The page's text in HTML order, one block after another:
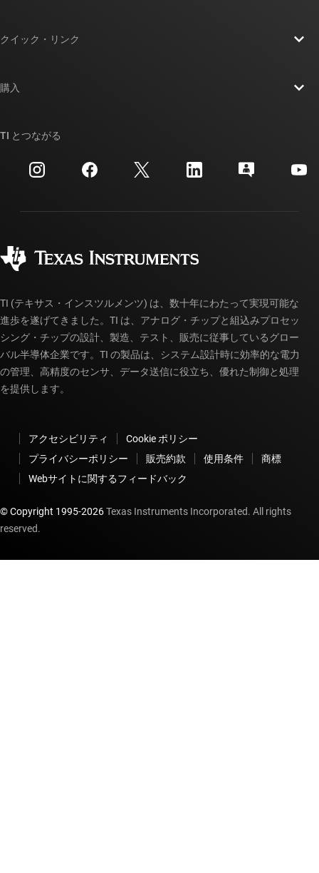
投資家向け情報
製造
クイック・リンク
クロスリファレンス検索
カスタマー・サポート・センター
myTI アカウントの FAQ
購入
ご注文に関する FAQ
TI とつながる
TI (テキサス・インスツルメンツ) は、数十年にわたって実現可能な
進歩を遂げてきました。TI は、アナログ・チップと組込みプロセッ
シング・チップの設計、製造、テスト、販売に従事しているグロー
バル半導体企業です。TI の製品は、システム設計時に効率的な電力
の管理、高精度のセンサ、データ送信に役立ち、優れた制御と処理
を提供します。
アクセシビリティ
Cookie ポリシー
プライバシーポリシー
販売約款 使用条件
商標
Webサイトに関するフィードバック
© Copyright 1995-2026Texas Instruments Incorporated. All rights
reserved.